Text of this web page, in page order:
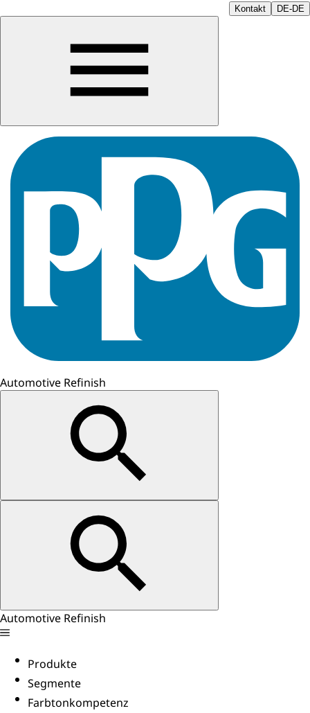
Kontakt DE-DE
Automotive Refinish
Automotive Refinish
Produkte
Segmente
Farbtonkompetenz